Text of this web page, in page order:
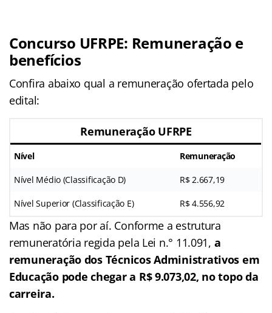
Concurso UFRPE: Remuneração e
benefícios
Confira abaixo qual a remuneração ofertada pelo
edital:
Remuneração UFRPE
Nível Remuneração
Nível Médio (Classificação D) R$ 2.667,19
Nível Superior (Classificação E) R$ 4.556,92
Mas não para por aí. Conforme a estrutura
remuneratória regida pela Lei n.° 11.091, a
remuneração dos Técnicos Administrativos em
Educação pode chegar a R$ 9.073,02, no topo da
carreira.